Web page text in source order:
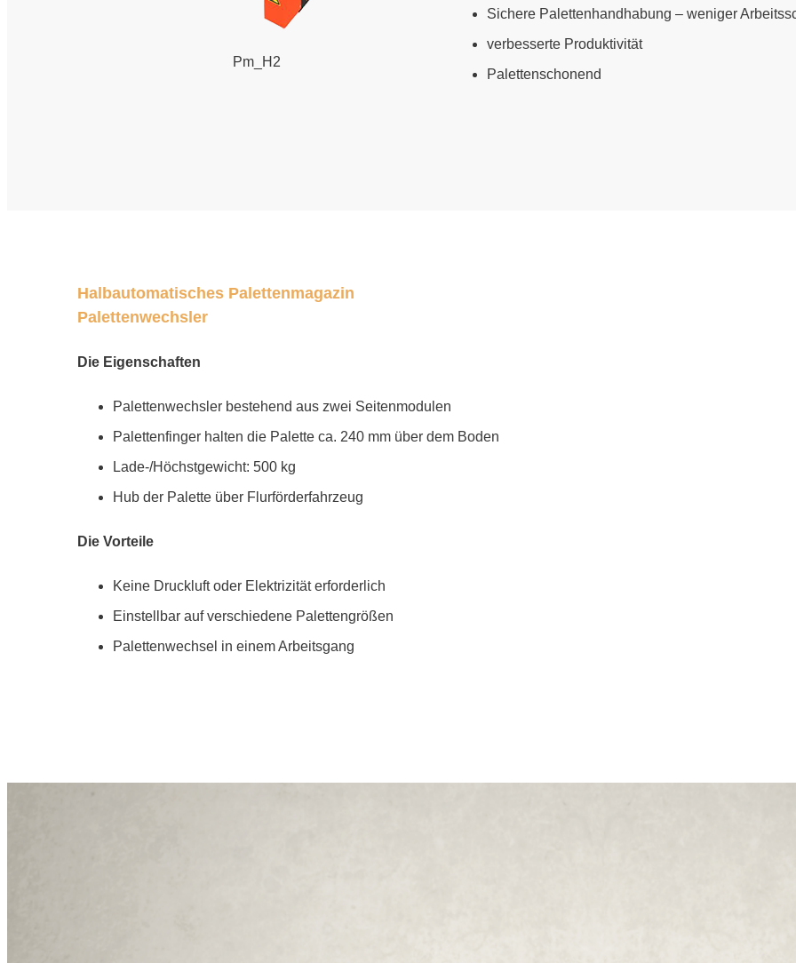
Pm_H2
Sichere Palettenhandhabung – weniger
verbesserte Produktivität
Palettenschonend
Halbautomatisches Palettenmagazin
Palettenwechsler
Die Eigenschaften
Palettenwechsler bestehend aus zwei Seitenmodulen
Palettenfinger halten die Palette ca. 240 mm über dem Boden
Lade-/Höchstgewicht: 500 kg
Hub der Palette über Flurförderfahrzeug
Die Vorteile
Keine Druckluft oder Elektrizität erforderlich
Einstellbar auf verschiedene Palettengrößen
Palettenwechsel in einem Arbeitsgang